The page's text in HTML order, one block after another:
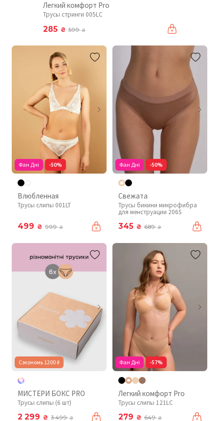
Легкий комфорт Pro
Трусы стринги 005LC
285 ₴ 599₴
Фан Дні -50%
Влюбленная
Трусы слипы 001LT
499 ₴ 999₴
Фан Дні -50%
Свежата
Трусы бикини микрофибра
для менструации 206S
345 ₴ 689₴
Сэкономь 1200 ₴
МИСТЕРИ БОКС PRO
Трусы слипы (6 шт)
2 299 ₴ 3 499₴
Фан Дні -57%
Легкий комфорт Pro
Трусы слипы 121LC
279 ₴ 649₴